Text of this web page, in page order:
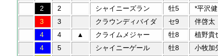
2
2 シャイニーズラン 牡5
*平沢
3
3 クラウンディバイダ セ9
伴啓太
4
4 ▲ クライムメジャー 牡8
植野貴
4
5 シャイニーゲール 牡8
小牧加